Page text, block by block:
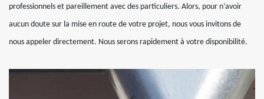
professionnels et pareillement avec des particuliers. Alors, pour n’avoir
aucun doute sur la mise en route de votre projet, nous vous invitons de
nous appeler directement. Nous serons rapidement à votre disponibilité.